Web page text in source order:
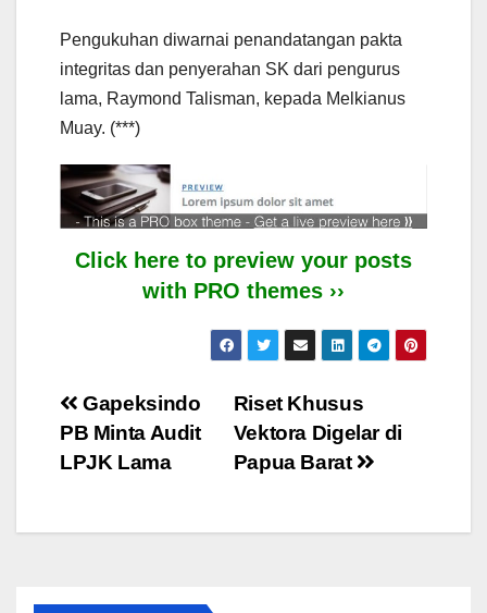
Pengukuhan diwarnai penandatangan pakta
integritas dan penyerahan SK dari pengurus
lama, Raymond Talisman, kepada Melkianus
Muay. (***)
Click here to preview your posts
with PRO themes ››
Post
navigation
Riset Khusus
Vektora Digelar di
Papua Barat
Gapeksindo
PB Minta Audit
LPJK Lama